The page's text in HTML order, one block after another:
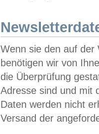
Wenn sie den auf der
benötigen wir von
die Überprüfung
Adresse sind und mit
Daten werden nicht
Versand der